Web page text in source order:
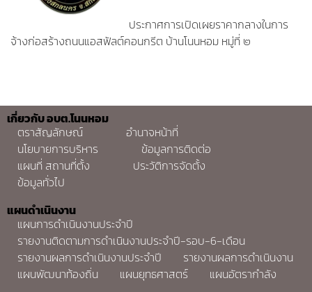
ประกาศการเปิดเผยราคากลางในการ
จ้างก่อสร้างถนนแอสฟัลต์คอนกรีต บ้านโนนหอม หมู่ที่ ๒
เกี่ยวกับ อบต.โนนหอม
ตราสัญลักษณ์
อำนาจหน้าที่
นโยบายการบริหาร
ข้อมูลการติดต่อ
แผนที่ สถานที่ตั้ง
ประวัติการจัดตั้ง
ข้อมูลทั่วไป
แผนดำเนินงาน
แผนการดำเนินงานประจำปี
รายงานติดตามการดำเนินงานประจำปี-รอบ-6-เดือน
รายงานผลการดำเนินงานประจำปี
รายงานผลการดำเนินงาน
แผนพัฒนาท้องถิ่น
แผนยุทธศาสตร์
แผนอัตรากำลัง